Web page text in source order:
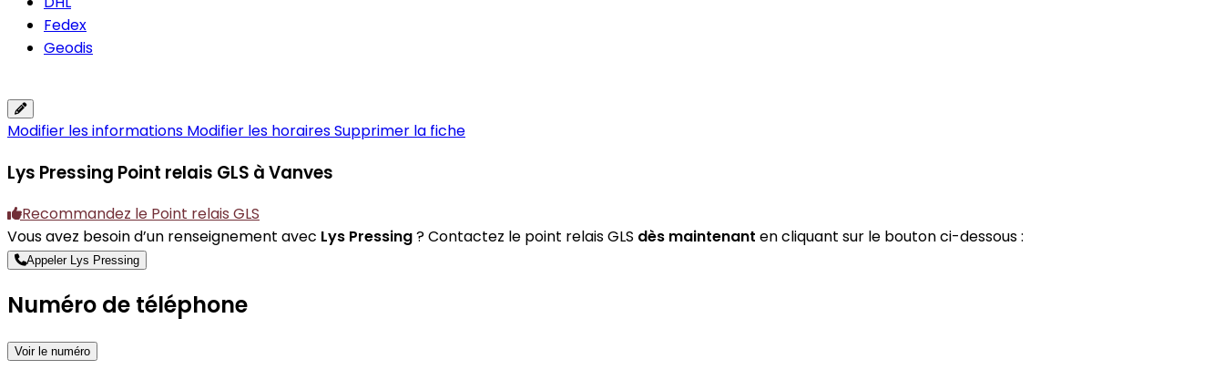
Fedex
Geodis
Modifier les informations Modifier les horairesSupprimer la fiche
Lys Pressing Point relais GLS à Vanves
Recommandez le Point relais GLS
Vous avez besoin d’un renseignement avec Lys Pressing? Contactez le point relais GLS dès maintenant en cliquant sur le bouton ci-dessous :
Appeler Lys Pressing
Numéro de téléphone
Voir le numéro